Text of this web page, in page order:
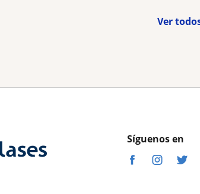
Ver
Síguenos en